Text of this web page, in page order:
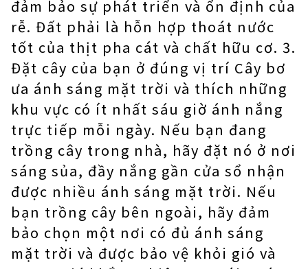
đảm bảo sự phát triển và ổn định của
rễ. Đất phải là hỗn hợp thoát nước
tốt của thịt pha cát và chất hữu cơ. 3.
Đặt cây của bạn ở đúng vị trí Cây bơ
ưa ánh sáng mặt trời và thích những
khu vực có ít nhất sáu giờ ánh nắng
trực tiếp mỗi ngày. Nếu bạn đang
trồng cây trong nhà, hãy đặt nó ở nơi
sáng sủa, đầy nắng gần cửa sổ nhận
được nhiều ánh sáng mặt trời. Nếu
bạn trồng cây bên ngoài, hãy đảm
bảo chọn một nơi có đủ ánh sáng
mặt trời và được bảo vệ khỏi gió và